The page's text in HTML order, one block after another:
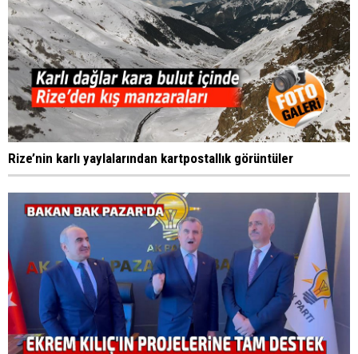
Rize’nin karlı yaylalarından kartpostallık görüntüler